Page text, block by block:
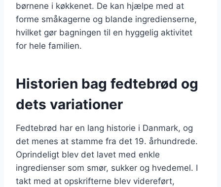
børnene i køkkenet. De kan hjælpe med at
forme småkagerne og blande ingredienserne,
hvilket gør bagningen til en hyggelig aktivitet
for hele familien.
Historien bag fedtebrød og
dets variationer
Fedtebrød har en lang historie i Danmark, og
det menes at stamme fra det 19. århundrede.
Oprindeligt blev det lavet med enkle
ingredienser som smør, sukker og hvedemel. I
takt med at opskrifterne blev videreført,